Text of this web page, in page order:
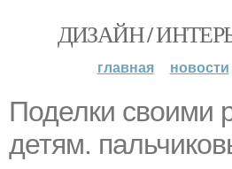
ДИЗАЙН /
главная новости
Поделки своими
детям.